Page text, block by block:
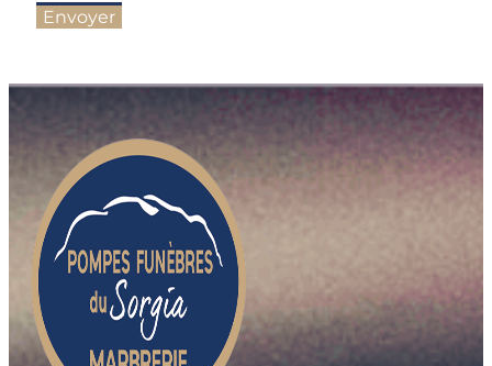
Envoyer